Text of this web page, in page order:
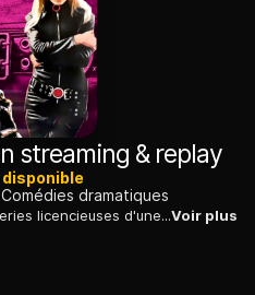
streaming & replay
Comédies dramatiques
En Suisse, les fantasmes et rêveries licencieuses d'une charmante jeune femme à motocyclette qui vient de quitter son mari pour retrouver son amant...Voir plus